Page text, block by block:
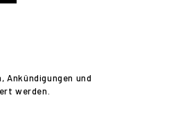
Ankündigungen und
werden.